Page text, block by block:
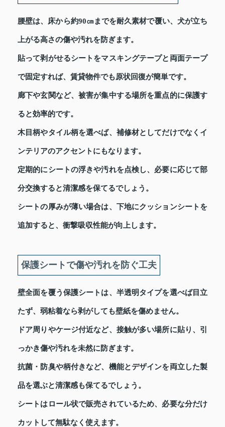
腰壁は、床から約90㎝までを耐久素材で覆い、犬が立ち
上がる高さの傷や汚れを防ぎます。
貼って剥がせるシートをマスキングテープと両面テープ
で固定すれば、賃貸物件でも原状回復が簡単です。
廊下や玄関など、被害が集中する場所を重点的に保護す
ると効率的です。
木目柄やタイル柄を選べば、補修材としてだけでなくイ
ンテリアのアクセントにもなります。
定期的にシートの浮きや汚れを点検し、必要に応じて部
分交換すると清潔感を保てるでしょう。
シートの厚みが薄い場合は、下地にクッションシートを
追加すると、衝撃吸収性能が向上します。
保護シートで傷や汚れを防ぐ工夫
壁全面を覆う保護シートは、半透明タイプを選べば目立
たず、弱粘着なら剥がしても壁紙を傷めません。
ドア周りやケージ付近など、接触が多い場所に貼り、引
っかき傷や汚れを未然に防ぎます。
抗菌・防臭や柄付きなど、機能とデザインを両立した製
品を選ぶと清潔感も保てるでしょう。
シートはロール状で販売されているため、必要な分だけ
カットして無駄なく使えます。